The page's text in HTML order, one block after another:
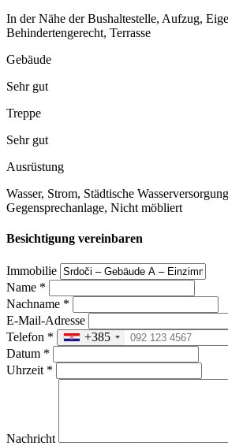
In der Nähe der Bushaltestelle, Aufzug,
Behindertengerecht, Terrasse
Gebäude
Sehr gut
Treppe
Sehr gut
Ausrüstung
Wasser, Strom, Städtische
Gegensprechanlage, Nicht möbliert
Besichtigung vereinbaren
Immobilie
Name *
Nachname *
E-Mail-Adresse
Telefon *
+385
Datum *
Uhrzeit *
Nachricht